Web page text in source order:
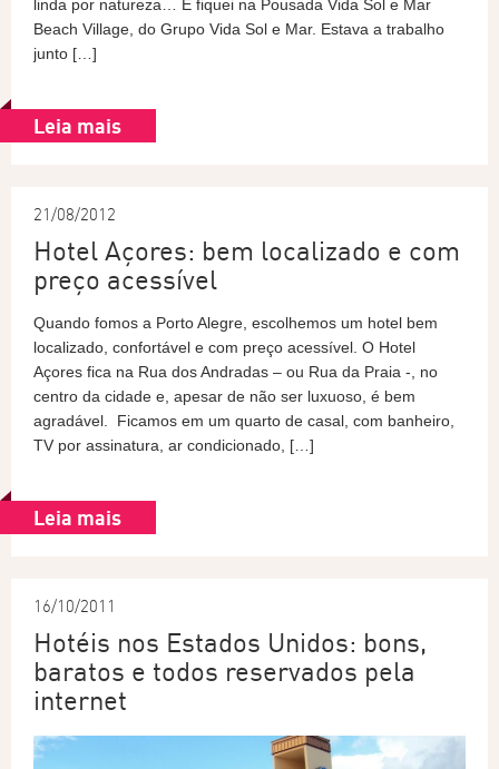
linda por natureza… E fiquei na Pousada Vida Sol e Mar
Beach Village, do Grupo Vida Sol e Mar. Estava a trabalho
junto […]
Leia mais
21/08/2012
Hotel Açores: bem localizado e com
preço acessível
Quando fomos a Porto Alegre, escolhemos um hotel bem
localizado, confortável e com preço acessível. O Hotel
Açores fica na Rua dos Andradas – ou Rua da Praia -, no
centro da cidade e, apesar de não ser luxuoso, é bem
agradável. Ficamos em um quarto de casal, com banheiro,
TV por assinatura, ar condicionado, […]
Leia mais
16/10/2011
Hotéis nos Estados Unidos: bons,
baratos e todos reservados pela
internet